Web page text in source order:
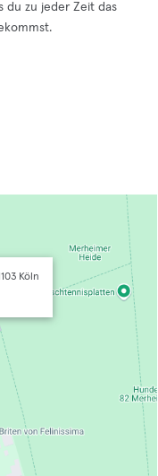
du zu jeder Zeit das
Köln